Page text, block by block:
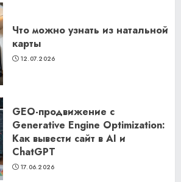
Что можно узнать из натальной
карты
12.07.2026
GEO-продвижение с
Generative Engine Optimization:
Как вывести сайт в AI и
ChatGPT
17.06.2026